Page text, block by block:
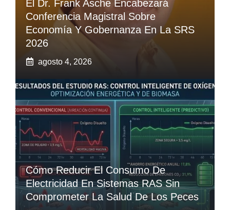
El Dr. Frank Asche Encabezará
Conferencia Magistral Sobre
Economía Y Gobernanza En La SRS
2026
agosto 4, 2026
Cómo Reducir El Consumo De
Electricidad En Sistemas RAS Sin
Comprometer La Salud De Los Peces